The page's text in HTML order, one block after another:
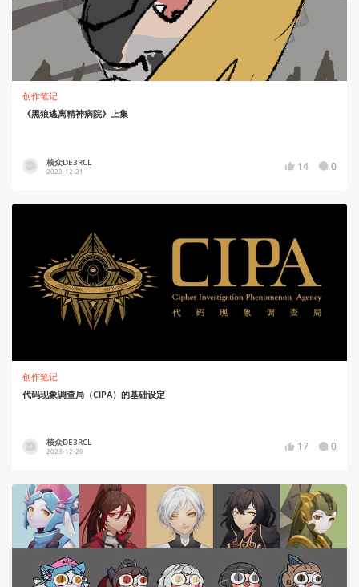
创作笔记
《黑狼逃离精神病院》上集
核众DE3RCL
2023-12-21 14 0
创作笔记
代码现象调查局（CIPA）的基础设定
核众DE3RCL
2023-12-20 17 0